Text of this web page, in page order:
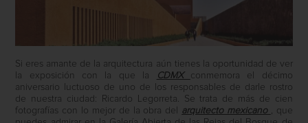
Si eres amante de la arquitectura aún tienes la oportunidad de ver
la exposición con la que la
CDMX conmemora el décimo
aniversario luctuoso de uno de los responsables de darle rostro
de nuestra ciudad: Ricardo Legorreta. Se trata de más de cien
fotografías con lo mejor de la obra del arquitecto mexicano , que